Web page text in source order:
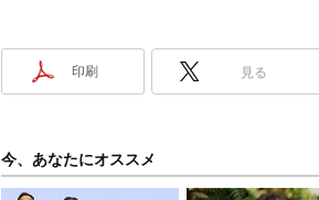
印刷 見る
今、あなたにオススメ